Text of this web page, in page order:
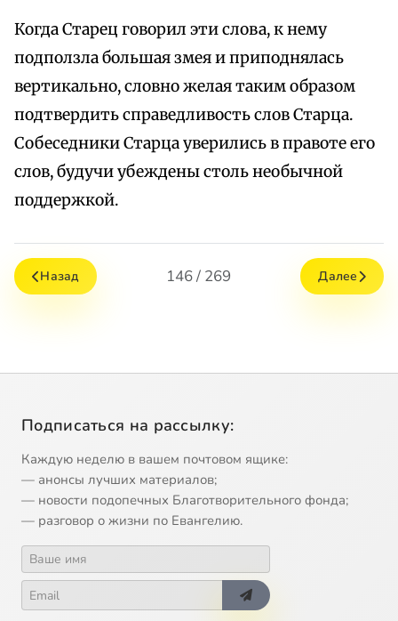
Когда Старец говорил эти слова, к нему
подползла большая змея и приподнялась
вертикально, словно желая таким образом
подтвердить справедливость слов Старца.
Собеседники Старца уверились в правоте его
слов, будучи убеждены столь необычной
поддержкой.
Назад 146 / 269 Далее
Подписаться на рассылку:
Каждую неделю в вашем почтовом ящике:
— анонсы лучших материалов;
— новости подопечных Благотворительного фонда;
— разговор о жизни по Евангелию.